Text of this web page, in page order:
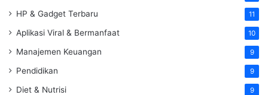
HP & Gadget Terbaru 11
Aplikasi Viral & Bermanfaat 10
Manajemen Keuangan 9
Pendidikan 9
Diet & Nutrisi 9